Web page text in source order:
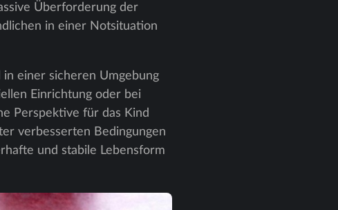
Überforderung der
in einer Notsituation
einer sicheren Umgebung
Einrichtung oder bei
Perspektive für das Kind
verbesserten Bedingungen
und stabile Lebensform